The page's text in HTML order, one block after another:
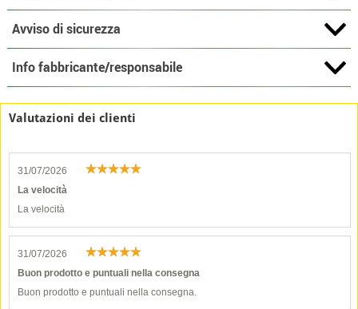
Avviso di sicurezza
Info fabbricante/responsabile
Valutazioni dei clienti
31/07/2026
La velocità
La velocità
31/07/2026
Buon prodotto e puntuali nella consegna
Buon prodotto e puntuali nella consegna.